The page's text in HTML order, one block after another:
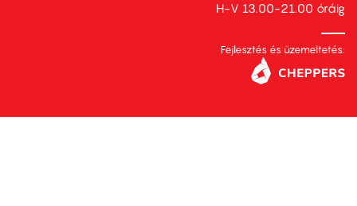
H-V 13.00-21.00 óráig
Fejlesztés és üzemeltetés: